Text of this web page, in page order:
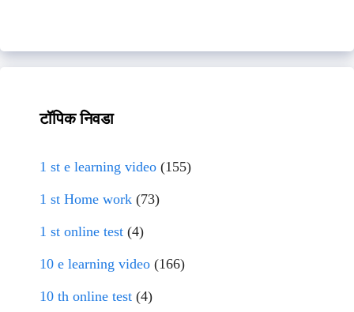
टॉपिक निवडा
1 st e learning video (155)
1 st Home work (73)
1 st online test (4)
10 e learning video (166)
10 th online test (4)